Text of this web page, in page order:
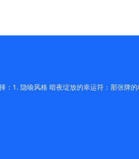
：1. 隐喻风格 暗夜绽放的幸运符：那张牌